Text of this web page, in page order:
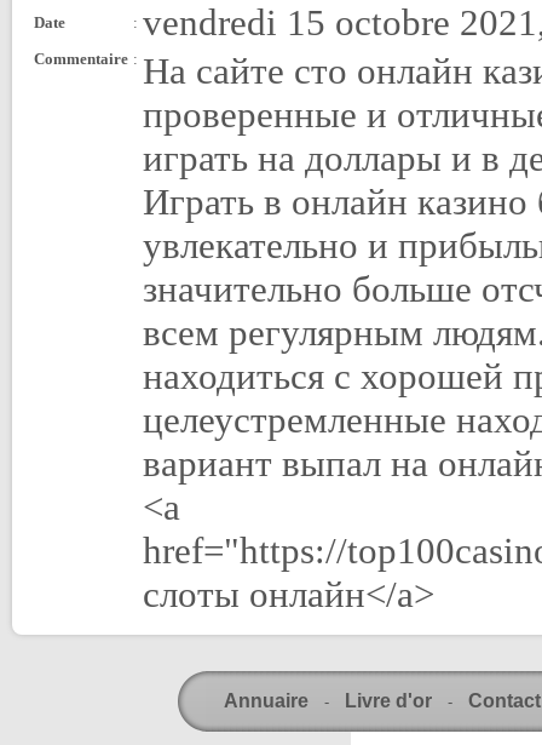
Date
: vendredi 15 octobre
Commentaire : На сайте сто онлайн
проверенные и
играть на доллары и в
Играть в онлайн казино
увлекательно и
значительно больше
всем регулярным
находиться с хорошей
целеустремленные
вариант выпал на
<a
href="https://
слоты онлайн</a>
Annuaire - Livre d'or - Contact